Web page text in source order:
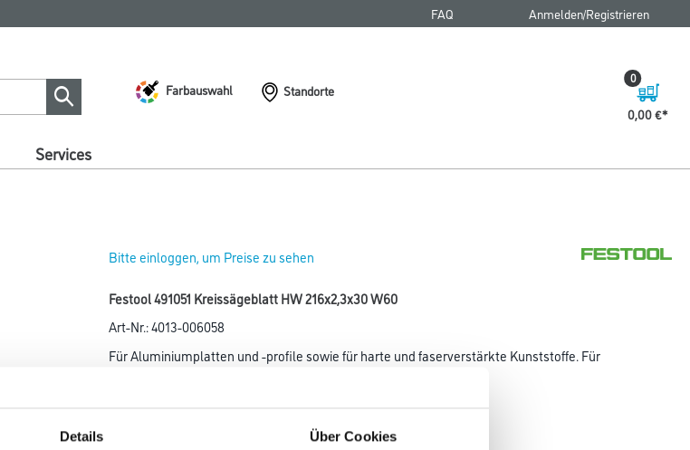
Details Über Cookies
FAQ Anmelden/Registrieren
Farbauswahl
Standorte
0,00 €
0
Services
Bitte einloggen, um Preise zu sehen
Festool 491051 Kreissägeblatt HW 216x2,3x30 W60
Art-Nr.:4013-006058
Für Aluminiumplatten und -profile sowie für harte und faserverstärkte Kunststoffe. Für